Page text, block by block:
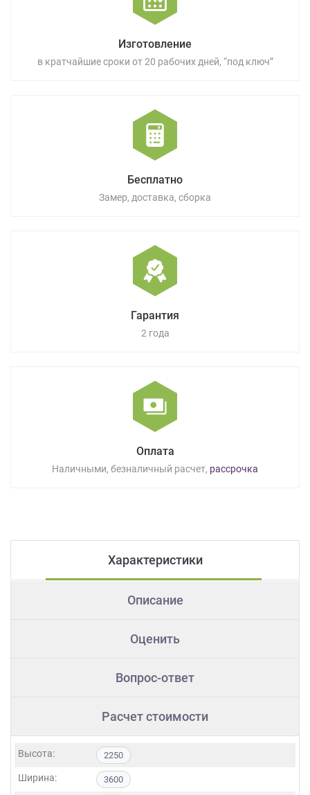
Изготовление
в кратчайшие сроки от 20 рабочих дней, “под ключ”
Бесплатно
Замер, доставка, сборка
Гарантия
2 года
Оплата
Наличными, безналичный расчет, рассрочка
Характеристики
Описание
Оценить
Вопрос-ответ
Расчет стоимости
Высота: 2250
Ширина: 3600